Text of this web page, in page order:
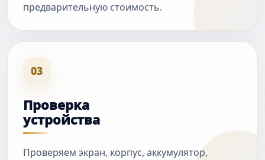
предварительную стоимость.
03
Проверка
устройства
Проверяем экран, корпус, аккумулятор,